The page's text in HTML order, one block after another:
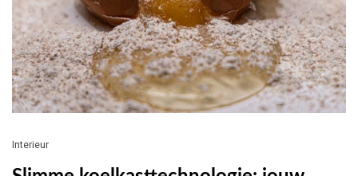
Interieur